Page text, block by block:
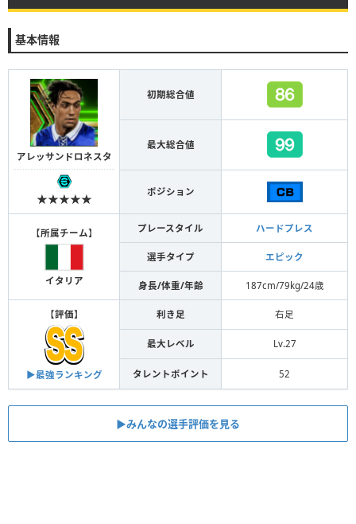
基本情報
アレッサンドロネスタ
★★★★★
初期総合値
最大総合値
ポジション
【所属チーム】
イタリア
プレースタイル ハードプレス
選手タイプ エピック
身長/体重/年齢 187cm/79kg/24歳
【評価】
▶︎最強ランキング
利き足 右足
最大レベル Lv.27
タレントポイント 52
▶︎みんなの選手評価を見る